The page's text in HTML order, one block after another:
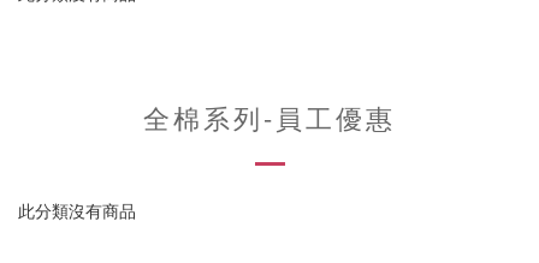
全棉系列-員工優惠
此分類沒有商品